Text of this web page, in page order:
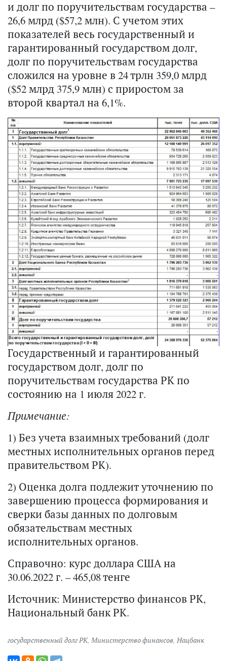
и долг по поручительствам государства –
26,6 млрд ($57,2 млн). С учетом этих
показателей весь государственный и
гарантированный государством долг,
долг по поручительствам государства
сложился на уровне в 24 трлн 359,0 млрд
($52 млрд 375,9 млн) с приростом за
второй квартал на 6,1%.
Государственный и гарантированный
государством долг, долг по
поручительствам государства РК по
состоянию на 1 июля 2022 г.
Примечание:
1) Без учета взаимных требований (долг
местных исполнительных органов перед
правительством РК).
2) Оценка долга подлежит уточнению по
завершению процесса формирования и
сверки базы данных по долговым
обязательствам местных
исполнительных органов.
Справочно: курс доллара США на
30.06.2022 г. – 465,08 тенге
Источник: Министерство финансов РК,
Национальный банк РК.
государственный долг РК, Министерство финансов, Нацбанк